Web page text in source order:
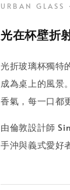
URBAN GLASS
光在杯壁折
光折玻璃杯獨特
成為桌上的風景
香氣，每一口都
由倫敦設計師
手沖與義式愛好